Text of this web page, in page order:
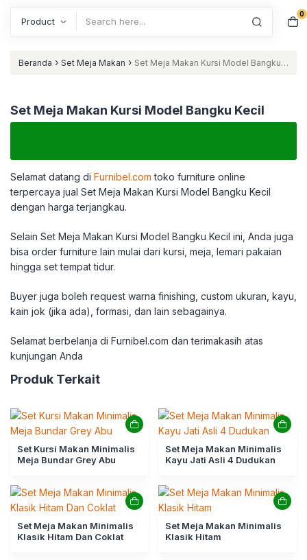
0
Beranda › Set Meja Makan › Set Meja Makan Kursi Model Bangku
Set Meja Makan Kursi Model Bangku Kecil
Selamat datang di Furnibel.com toko furniture online
terpercaya jual Set Meja Makan Kursi Model Bangku Kecil
dengan harga terjangkau.
Selain Set Meja Makan Kursi Model Bangku Kecil ini, Anda juga
bisa order furniture lain mulai dari kursi, meja, lemari pakaian
hingga set tempat tidur.
Buyer juga boleh request warna finishing, custom ukuran, kayu,
kain jok (jika ada), formasi, dan lain sebagainya.
Selamat berbelanja di Furnibel.com dan terimakasih atas
kunjungan Anda
Produk Terkait
Set Kursi Makan Minimalis
Meja Bundar Grey Abu
Set Meja Makan Minimalis
Kayu Jati Asli 4 Dudukan
Set Meja Makan Minimalis
Klasik Hitam Dan Coklat
Set Meja Makan Minimalis
Klasik Hitam